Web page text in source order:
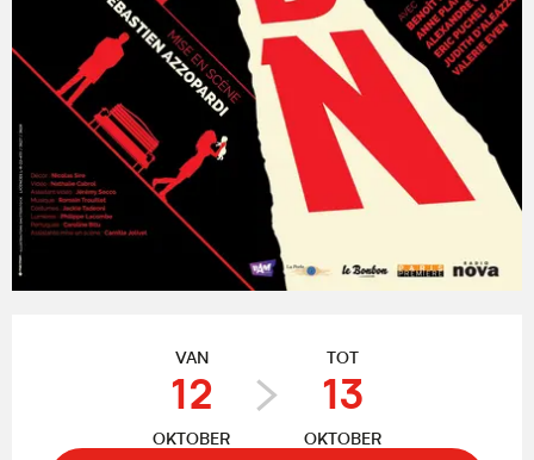
VAN
12
OKTOBER
TOT
13
OKTOBER